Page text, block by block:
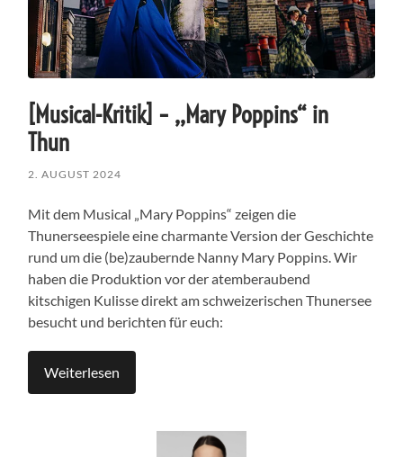
[Musical-Kritik] – ,,Mary Poppins“ in
Thun
2. AUGUST 2024
Mit dem Musical „Mary Poppins“ zeigen die
Thunerseespiele eine charmante Version der Geschichte
rund um die (be)zaubernde Nanny Mary Poppins. Wir
haben die Produktion vor der atemberaubend
kitschigen Kulisse direkt am schweizerischen Thunersee
besucht und berichten für euch:
Weiterlesen